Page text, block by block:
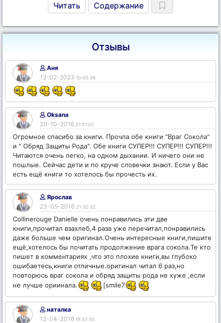
Читать Содержание
Отзывы
Аня
12-02-2023 10:45:38
Oksana
20-10-2016 21:51:02
Огромное спасибо за книги. Прочла обе книги "Враг Сокола"
и " Обряд Защиты Рода". Обе книги СУПЕР!!! СУПЕР!!! СУПЕР!!!
Читаются очень легко, на одном дыхании. И ничего они не
пошлые. Сейчас дети и по круче словечки знают. Если у Вас
есть ещё книги то хотелось бы прочесть их.
Ярослав
23-05-2016 21:32:32
Collinerouge Danielle очень понравились эти две
книги,прочитал взахлеб,4 раза уже перечитал,понравились
даже больше чем оригинал.Очень интересные книги,пишите
ещё,хотелось бы почитать продолжение врага сокола.Те кто
пишет в комментариях ,что это плохие книги,вы глубоко
ошибаетесь,книги отличные.оригинал читал 6 раз,но
повторюсь враг сокола и обряд защиты рода не хуже ,если
не лучше ориинала.
[smile7
наталка
12-04-2016 19:47:45